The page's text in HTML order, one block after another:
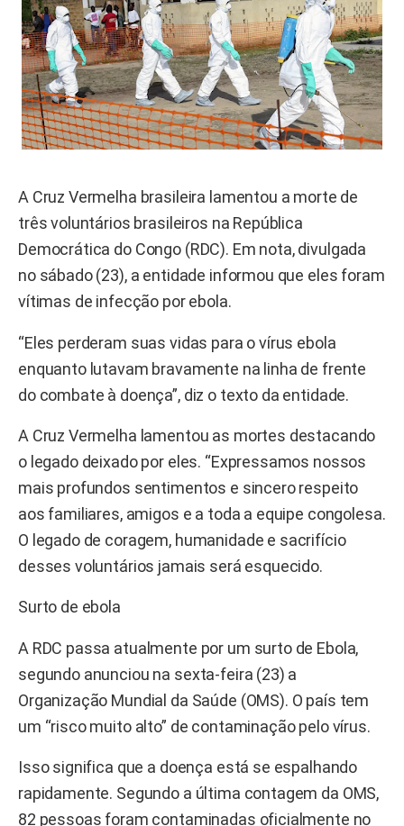
A Cruz Vermelha brasileira lamentou a morte de
três voluntários brasileiros na República
Democrática do Congo (RDC). Em nota, divulgada
no sábado (23), a entidade informou que eles foram
vítimas de infecção por ebola.
“Eles perderam suas vidas para o vírus ebola
enquanto lutavam bravamente na linha de frente
do combate à doença”, diz o texto da entidade.
A Cruz Vermelha lamentou as mortes destacando
o legado deixado por eles. “Expressamos nossos
mais profundos sentimentos e sincero respeito
aos familiares, amigos e a toda a equipe congolesa.
O legado de coragem, humanidade e sacrifício
desses voluntários jamais será esquecido.
Surto de ebola
A RDC passa atualmente por um surto de Ebola,
segundo anunciou na sexta-feira (23) a
Organização Mundial da Saúde (OMS). O país tem
um “risco muito alto” de contaminação pelo vírus.
Isso significa que a doença está se espalhando
rapidamente. Segundo a última contagem da OMS,
82 pessoas foram contaminadas oficialmente no